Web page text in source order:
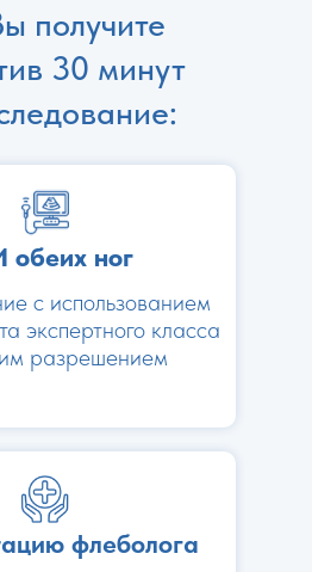
получите
30 минут
обеих ног
с использованием
экспертного класса
разрешением
флеболога